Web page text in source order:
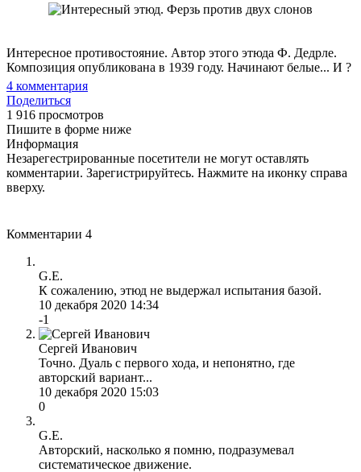
Интересное противостояние. Автор этого этюда Ф. Дедрле.
Композиция опубликована в 1939 году. Начинают белые... И ?
4 комментария
Поделиться
1 916 просмотров
Пишите в форме ниже
Информация
Незарегестрированные посетители не могут оставлять
комментарии. Зарегистрируйтесь. Нажмите на иконку справа
вверху.
Комментарии 4
G.E.
К сожалению, этюд не выдержал испытания базой.
10 декабря 2020 14:34
-1
Сергей Иванович
Точно. Дуаль с первого хода, и непонятно, где
авторский вариант...
10 декабря 2020 15:03
0
G.E.
Авторский, насколько я помню, подразумевал
систематическое движение.